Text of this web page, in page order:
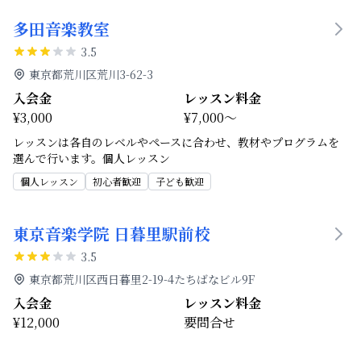
多田音楽教室
3.5
東京都荒川区荒川3-62-3
入会金
¥3,000
レッスン料金
¥7,000～
レッスンは各自のレベルやペースに合わせ、教材やプログラムを
選んで行います。個人レッスン
個人レッスン 初心者歓迎 子ども歓迎
東京音楽学院 日暮里駅前校
3.5
東京都荒川区西日暮里2-19-4たちばなビル9F
入会金
¥12,000
レッスン料金
要問合せ